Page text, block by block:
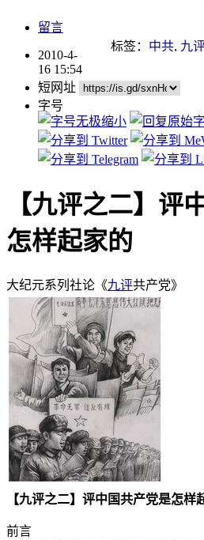
留言
标签： 中共, 九
2010-4-
16 15:54
短网址
字号
【九评之二】评
怎样起家的
大纪元系列社论《九评共产党》
【九评之二】评中国共产党是怎样
前言